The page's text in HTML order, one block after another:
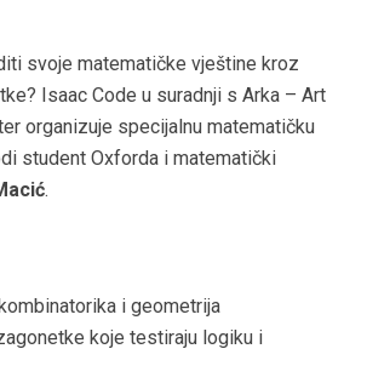
svoje matematičke vještine kroz
Isaac Code u suradnji s Arka – Art
organizuje specijalnu matematičku
student Oxforda i matematički
.
i geometrija
koje testiraju logiku i